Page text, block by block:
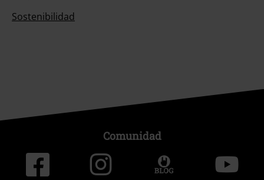
Sostenibilidad
Comunidad